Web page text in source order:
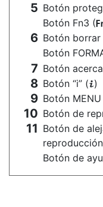
Botón
Botón Fn3 (
Botón borrar
Botón
Botón
Botón “i” (i)
Botón
Botón de
Botón de
Botón de